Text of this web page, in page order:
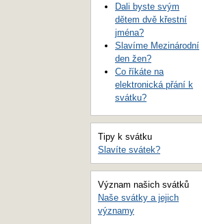
Dali byste svým
dětem dvě křestní
jména?
Slavíme Mezinárodní
den žen?
Co říkáte na
elektronická přání k
svátku?
Tipy k svátku
Slavíte svátek?
Význam našich svátků
Naše svátky a jejich
významy